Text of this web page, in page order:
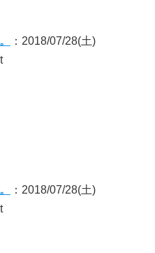
：2018/07/28(土)
：2018/07/28(土)